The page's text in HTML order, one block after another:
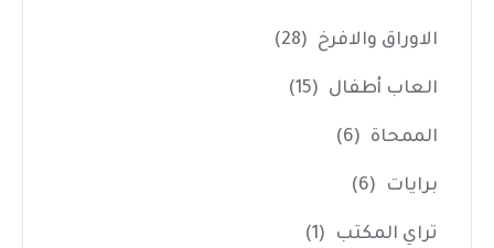
الاوراق والافرخ (28)
العاب أطفال (15)
الممحاة (6)
برايات (6)
تراي المكتب (1)